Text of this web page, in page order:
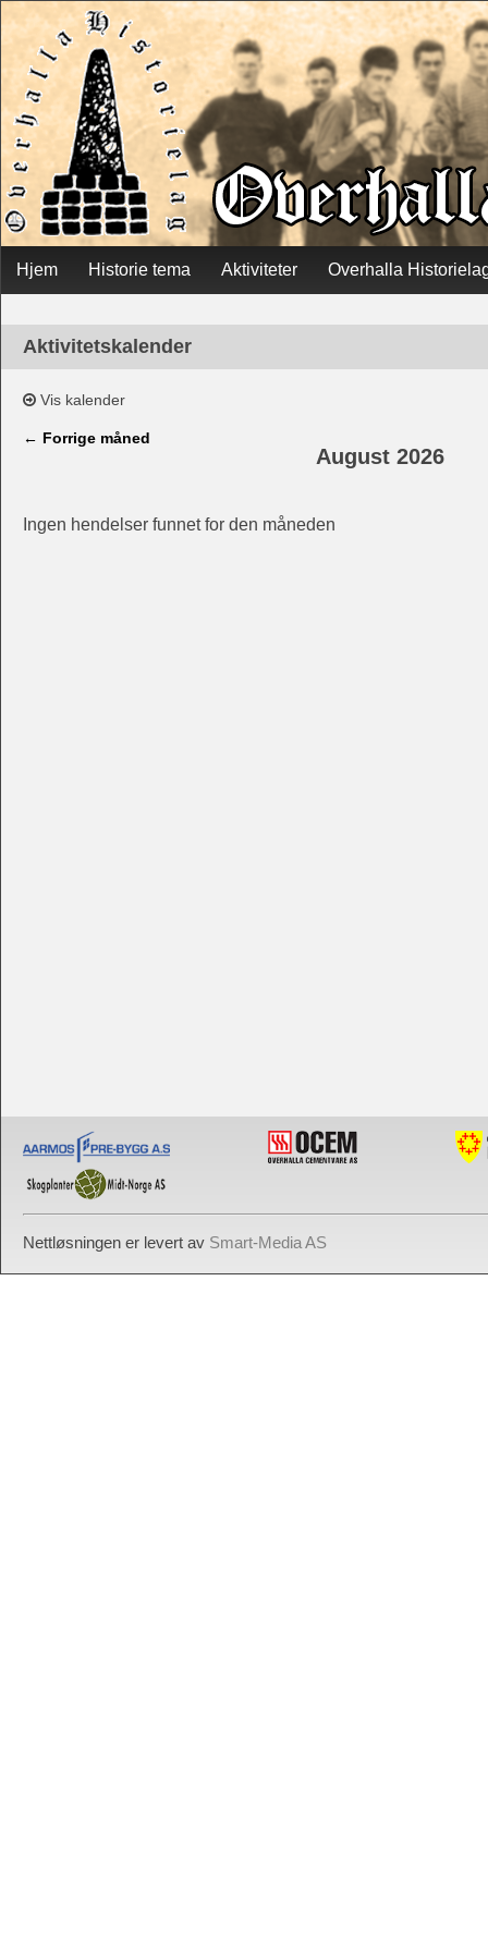
Main menu
Skip
content
Hjem Historie tema Aktiviteter Overhalla
Aktivitetskalender
Vis kalender
← Forrige måned
August 2026
Ingen hendelser funnet for den måneden
Nettløsningen er levert av Smart-Media AS